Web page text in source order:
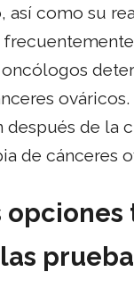
como su
de la
de cánceres